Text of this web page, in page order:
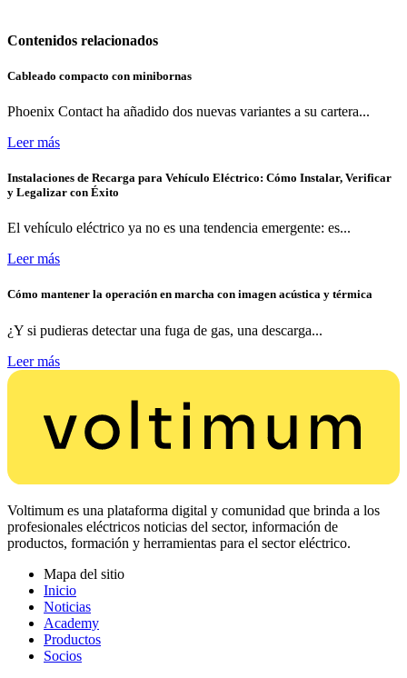
Contenidos relacionados
Cableado compacto con minibornas
Phoenix Contact ha añadido dos nuevas variantes a su cartera...
Leer más
Instalaciones de Recarga para Vehículo Eléctrico: Cómo Instalar, Verificar
y Legalizar con Éxito
El vehículo eléctrico ya no es una tendencia emergente: es...
Leer más
Cómo mantener la operación en marcha con imagen acústica y térmica
¿Y si pudieras detectar una fuga de gas, una descarga...
Leer más
Voltimum es una plataforma digital y comunidad que brinda a los
profesionales eléctricos noticias del sector, información de
productos, formación y herramientas para el sector eléctrico.
Mapa del sitio
Inicio
Noticias
Academy
Productos
Socios